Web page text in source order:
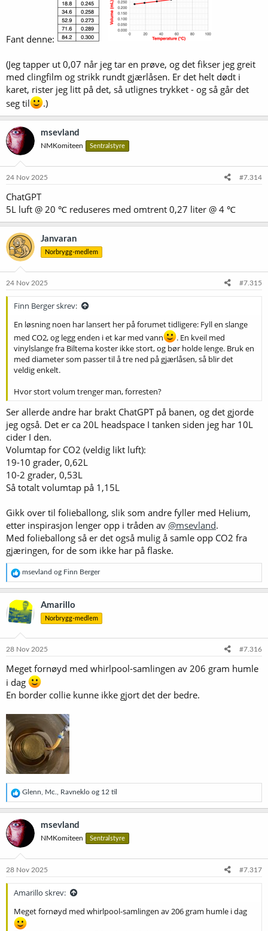
Fant denne:
(Jeg tapper ut 0,07 når jeg tar en prøve, og det fikser jeg greit
med clingfilm og strikk rundt gjærlåsen. Er det helt dødt i
karet, rister jeg litt på det, så utlignes trykket - og så går det
seg til
.)
msevland
NMKomiteen Sentralstyre
24 Nov 2025 #7.314
ChatGPT
5L luft @ 20 ℃ reduseres med omtrent 0,27 liter @ 4 ℃
Janvaran
Norbrygg-medlem
24 Nov 2025 #7.315
Finn Berger skrev:
En løsning noen har lansert her på forumet tidligere: Fyll en slange
med CO2, og legg enden i et kar med vann
. En kveil med
vinylslange fra Biltema koster ikke stort, og bør holde lenge. Bruk en
med diameter som passer til å tre ned på gjærlåsen, så blir det
veldig enkelt.
Hvor stort volum trenger man, forresten?
Ser allerde andre har brakt ChatGPT på banen, og det gjorde
jeg også. Det er ca 20L headspace I tanken siden jeg har 10L
cider I den.
Volumtap for CO2 (veldig likt luft):
19-10 grader, 0,62L
10-2 grader, 0,53L
Så totalt volumtap på 1,15L
Gikk over til folieballong, slik som andre fyller med Helium,
etter inspirasjon lenger opp i tråden av @msevland.
Med folieballong så er det også mulig å samle opp CO2 fra
gjæringen, for de som ikke har på flaske.
R
e
a
k
s
j
e
:
msevland og Finn Berger
Amarillo
Norbrygg-medlem
28 Nov 2025 #7.316
Meget fornøyd med whirlpool-samlingen av 206 gram humle
i dag
En border collie kunne ikke gjort det der bedre.
R
e
a
k
s
j
o
e
Glenn, Mc., Ravneklo og 12 til
msevland
NMKomiteen Sentralstyre
28 Nov 2025 #7.317
Amarillo skrev:
Meget fornøyd med whirlpool-samlingen av 206 gram humle i dag